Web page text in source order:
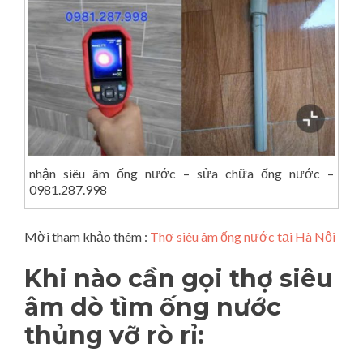
nhận siêu âm ống nước – sửa chữa ống nước –
0981.287.998
Mời tham khảo thêm : Thợ siêu âm ống nước tại Hà Nội
Khi nào cần gọi thợ siêu
âm dò tìm ống nước
thủng vỡ rò rỉ: